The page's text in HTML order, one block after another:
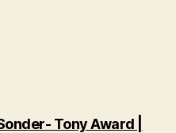
Tony Award |